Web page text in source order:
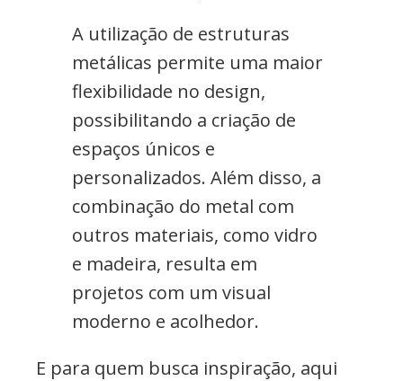
A utilização de estruturas
metálicas permite uma maior
flexibilidade no design,
possibilitando a criação de
espaços únicos e
personalizados. Além disso, a
combinação do metal com
outros materiais, como vidro
e madeira, resulta em
projetos com um visual
moderno e acolhedor.
E para quem busca inspiração, aqui